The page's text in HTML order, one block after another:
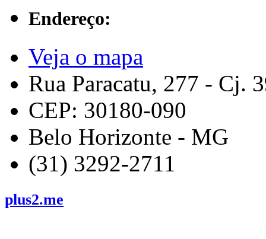
Endereço:
Veja o mapa
Rua Paracatu, 277 - Cj.
CEP: 30180-090
Belo Horizonte - MG
(31) 3292-2711
plus2.me